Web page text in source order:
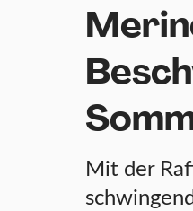
Mit der